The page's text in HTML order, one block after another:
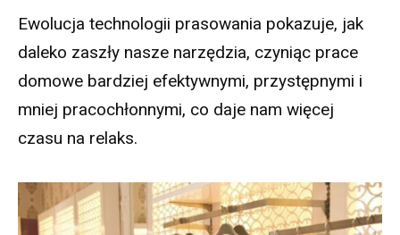
Ewolucja technologii prasowania pokazuje, jak
daleko zaszły nasze narzędzia, czyniąc prace
domowe bardziej efektywnymi, przystępnymi i
mniej pracochłonnymi, co daje nam więcej
czasu na relaks.